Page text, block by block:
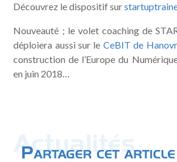
Découvrez le dispositif sur
Nouveauté ; le volet coaching de
déploiera aussi sur le CeBIT de
construction de l’Europe du
en juin 2018…
Actualités
Partager cet article